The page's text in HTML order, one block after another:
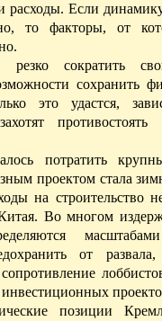
расходы. Если
то факторы, от
резко сократить
сохранить
это удастся,
противостоять
потратить
проектом стала
на строительство
Во многом
от
инвестиционных
позиции